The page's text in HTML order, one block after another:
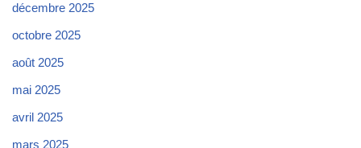
décembre 2025
octobre 2025
août 2025
mai 2025
avril 2025
mars 2025